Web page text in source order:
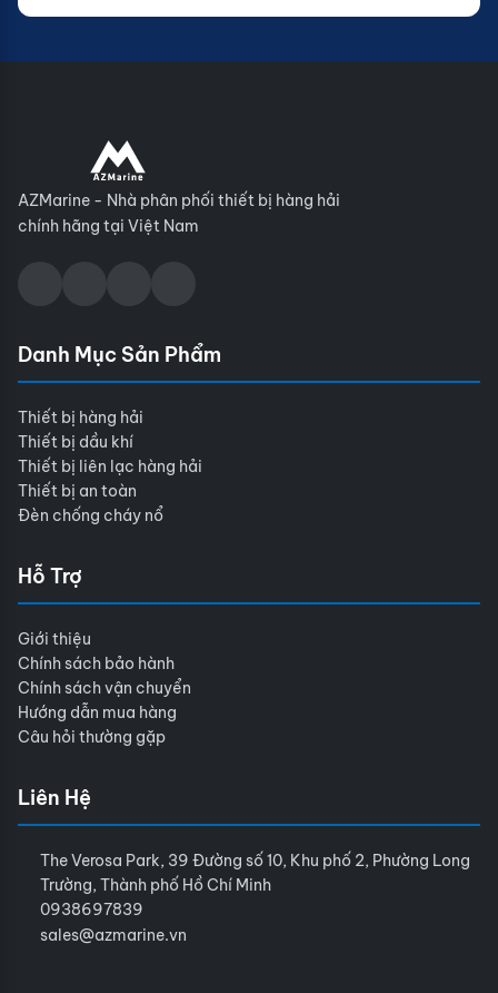
AZMarine - Nhà phân phối thiết bị hàng hải
chính hãng tại Việt Nam
Danh Mục Sản Phẩm
Thiết bị hàng hải
Thiết bị dầu khí
Thiết bị liên lạc hàng hải
Thiết bị an toàn
Đèn chống cháy nổ
Hỗ Trợ
Giới thiệu
Chính sách bảo hành
Chính sách vận chuyển
Hướng dẫn mua hàng
Câu hỏi thường gặp
Liên Hệ
The Verosa Park, 39 Đường số 10, Khu phố 2, Phường Long
Trường, Thành phố Hồ Chí Minh
0938697839
sales@azmarine.vn